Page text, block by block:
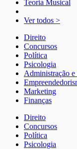
Teoria Musical
Ver todos >
Direito
Concursos
Política
Psicologia
Administração e
Marketing
Finanças
Direito
Concursos
Política
Psicologia